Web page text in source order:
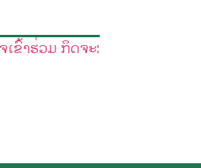
າຮ່ວມ ກິດຈະກຳ “ແນວພັນຄືຊີວິດ”